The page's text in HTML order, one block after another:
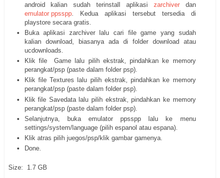
android kalian sudah terinstall aplikasi zarchiverdan
emulator ppsspp. Kedua aplikasi tersebut tersedia di
playstore secara gratis.
Buka aplikasi zarchiver lalu cari file game yang sudah
kalian download, biasanya ada di folder download atau
ucdownloads.
Klik file Game lalu pilih ekstrak, pindahkan ke memory
perangkat/psp (paste dalam folder psp).
Klik file Textures lalu pilih ekstrak, pindahkan ke memory
perangkat/psp (paste dalam folder psp).
Klik file Savedata lalu pilih ekstrak, pindahkan ke memory
perangkat/psp (paste dalam folder psp).
Selanjutnya, buka emulator ppsspp lalu ke menu
settings/system/language (pilih espanol atau espana).
Klik atras pilih juegos/psp/klik gambar gamenya.
Done.
Size: 1.7 GB